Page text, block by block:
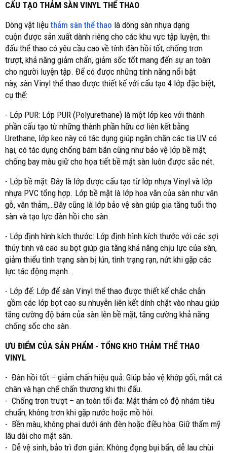
CẤU TẠO THẢM SÀN VINYL THỂ THAO
Dòng vật liệuthảm sàn thể thao là dòng sàn nhựa dạng
cuộn được sản xuất dành riêng cho các khu vực tập luyện, thi
đấu thể thao có yêu cầu cao về tính đàn hồi tốt, chống trơn
trượt, khả năng giảm chấn, giảm sốc tốt mang đến sự an toàn
cho người luyện tập. Để có được những tính năng nổi bật
này, sàn Vinyl thể thao được thiết kế với cấu tạo 4 lớp đặc biệt,
cụ thể:
- Lớp PUR: Lớp PUR (Polyurethane) là một lớp keo với thành
phần cấu tạo từ những thành phần hữu cơ liên kết bằng
Urethane, lớp keo này có tác dụng giúp ngăn chăn các tia UV có
hại, có tác dụng chống bám bẫn cũng như bảo vệ lớp bề mặt,
chống bay màu giữ cho họa tiết bề mặt sàn luôn được sắc nét.
- Lớp bề mặt: Đây là lớp được cấu tạo từ lớp nhựa Vinyl và lớp
nhựa PVC tổng hợp. Lớp bề mặt là lớp hoa văn của sàn như vân
gỗ, vân thảm,…Đây cũng là lớp bảo vệ sàn giúp gia tăng tuổi thọ
sàn và tạo lực đàn hồi cho sàn.
- Lớp định hình kích thước: Lớp định hình kích thước với các sợi
thủy tinh và cao su bọt giúp gia tăng khả năng chịu lực của sàn,
giảm thiếu tình trạng sàn bị lún, tình trạng rạn, nứt khi gặp các
lực tác động mạnh.
- Lớp đế: Lớp đế sàn Vinyl thể thao được thiết kế chắc chắn
gồm các lớp bọt cao su nhuyễn liên kết dính chặt vào nhau giúp
tăng cường độ bám của sàn lên bề mặt, tăng cường khả năng
chống sốc cho sàn.
ƯU ĐIỂM CỦA SẢN PHẨM - TỔNG KHO THẢM THỂ THAO
VINYL
- Đàn hồi tốt – giảm chấn hiệu quả: Giúp bảo vệ khớp gối, mắt cá
chân và hạn chế chấn thương khi thi đấu.
- Chống trơn trượt – an toàn tối đa: Mặt thảm có độ nhám tiêu
chuẩn, không trơn khi gặp nước hoặc mồ hôi.
- Bền màu, không phai dưới ánh đèn hoặc điều hòa: Giữ thẩm mỹ
lâu dài cho mặt sân.
- Dễ vệ sinh, bảo trì đơn giản: Không đọng bụi bẩn, dễ lau chùi